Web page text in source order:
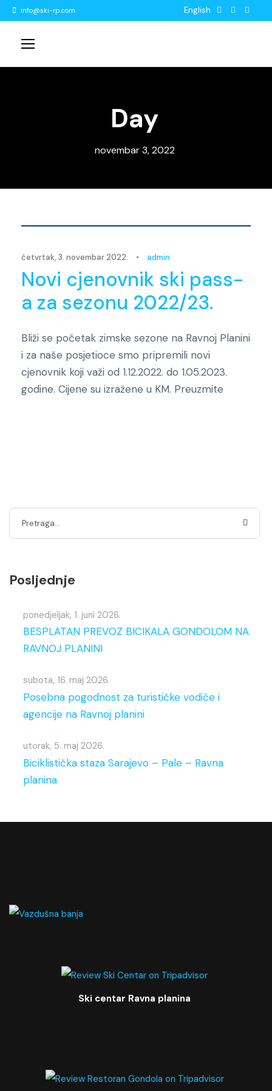
info@ski-rp.com English
Day
novembar 3, 2022
četvrtak, 3. novembar 2022. • admin
Novi cjenovnik ski pass-
a za sezonu 2022/23.
Bliži se početak zimske sezone na Ravnoj Planini
i za naše posjetioce smo pripremili novi
cjenovnik koji važi od 1.12.2022. do 1.05.2023.
godine. Cijene su izražene u KM. Preuzmite
Posljednje
ponedjeljak, 1. juni 2026.
BESPLATAN PREVOZ BICIKALA GONDOLOM NA
RAVNOJ PLANINI
subota, 16. maj 2026.
Posebna pogodnost za turističke vodiče i
agencije na Ravnoj planini
utorak, 5. maj 2026.
Biciklistička staza Sarajevo – Pale – Ravna
planina
Ski centar Ravna planina